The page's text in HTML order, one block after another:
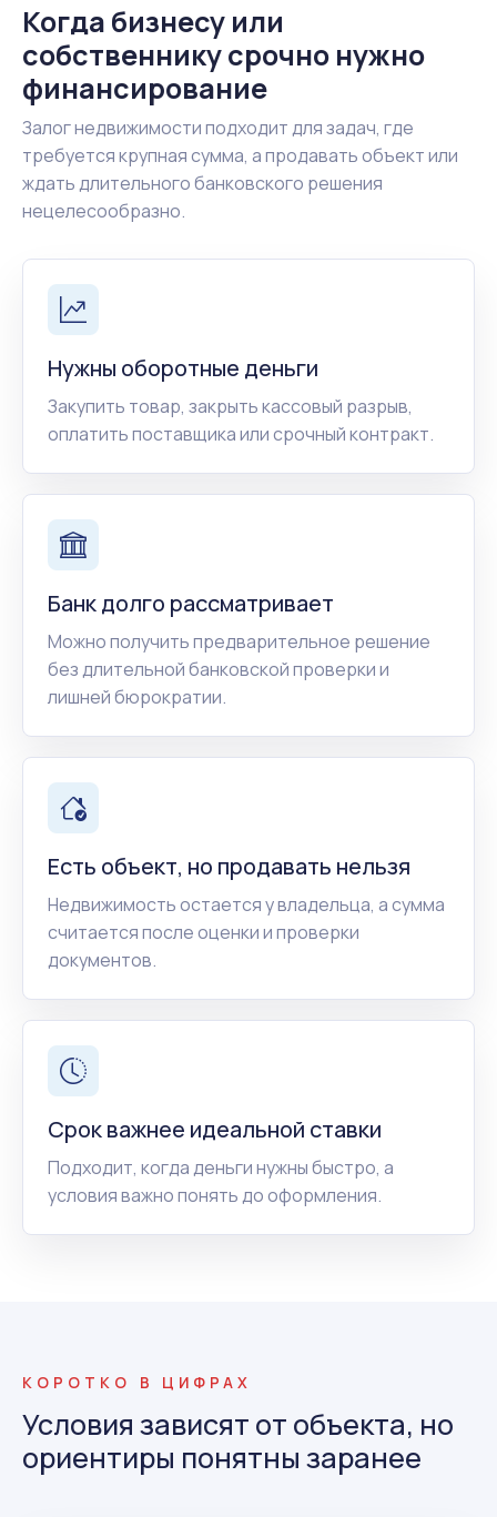
Когда бизнесу или
собственнику срочно нужно
финансирование
Залог недвижимости подходит для задач, где
требуется крупная сумма, а продавать объект или
ждать длительного банковского решения
нецелесообразно.
Нужны оборотные деньги
Закупить товар, закрыть кассовый разрыв,
оплатить поставщика или срочный контракт.
Банк долго рассматривает
Можно получить предварительное решение
без длительной банковской проверки и
лишней бюрократии.
Есть объект, но продавать нельзя
Недвижимость остается у владельца, а сумма
считается после оценки и проверки
документов.
Срок важнее идеальной ставки
Подходит, когда деньги нужны быстро, а
условия важно понять до оформления.
КОРОТКО В ЦИФРАХ
Условия зависят от объекта, но
ориентиры понятны заранее